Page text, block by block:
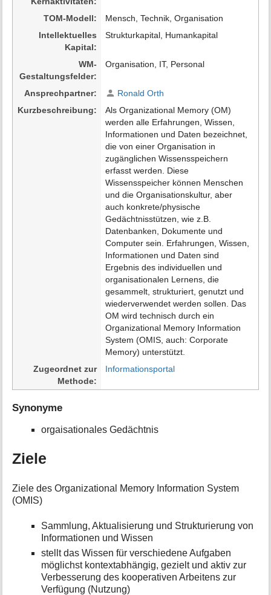
TOM-Modell
Mensch, Technik, Organisation
Intellektuelles
Kapital
Strukturkapital, Humankapital
WM-
Gestaltungsfelder
Organisation, IT, Personal
Ansprechpartner
Ronald Orth
Kurzbeschreibung
Als Organizational Memory (OM)
werden alle Erfahrungen, Wissen,
Informationen und Daten bezeichnet,
die von einer Organisation in
zugänglichen Wissensspeichern
erfasst werden. Diese
Wissensspeicher können Menschen
und die Organisationskultur, aber
auch konkrete/physische
Gedächtnisstützen, wie z.B.
Datenbanken, Dokumente und
Computer sein. Erfahrungen, Wissen,
Informationen und Daten sind
Ergebnis des individuellen und
organisationalen Lernens, die
gesammelt, strukturiert, genutzt und
wiederverwendet werden sollen. Das
OM wird technisch durch ein
Organizational Memory Information
System (OMIS, auch: Corporate
Memory) unterstützt.
Zugeordnet zur
Methode
Informationsportal
Synonyme
orgaisationales Gedächtnis
Ziele
Ziele des Organizational Memory Information System
(OMIS)
Sammlung, Aktualisierung und Strukturierung von
Informationen und Wissen
stellt das Wissen für verschiedene Aufgaben
möglichst kontextabhängig, gezielt und aktiv zur
Verbesserung des kooperativen Arbeitens zur
Verfügung (Nutzung)